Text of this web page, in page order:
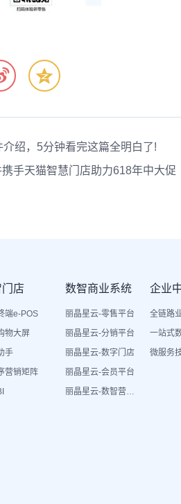
介绍，5分钟看完这篇全明白了!
携手天猫智慧门店助力618年中大促
店
端e-POS
物大屏
手
营销矩阵
数智商业系统
丽晶星云-零售平台
丽晶星云-分销平台
丽晶星云-数字门店
丽晶星云-会员平台
丽晶星云-数智营销活动
企业
全链路
一站式
微服务